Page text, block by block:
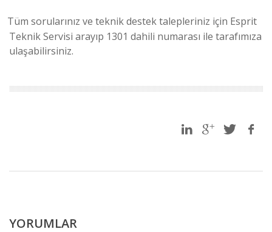
Tüm sorularınız ve teknik destek talepleriniz için Esprit
Teknik Servisi arayıp 1301 dahili numarası ile tarafımıza
ulaşabilirsiniz.
YORUMLAR